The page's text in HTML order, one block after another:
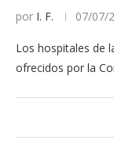
por I. F. 07/07/
Los hospitales de
ofrecidos por la